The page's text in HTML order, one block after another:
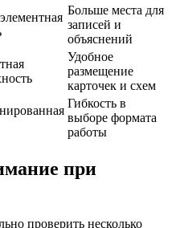
Больше места для
записей и
объяснений
Удобное
размещение
карточек и схем
Гибкость в
выборе формата
работы
при
проверить несколько